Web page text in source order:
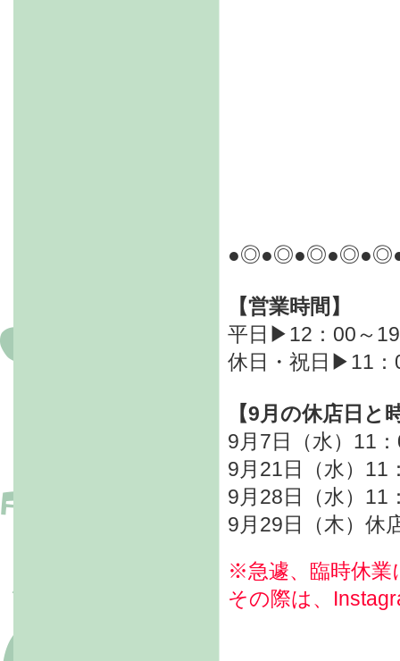
【営業時間】
平日▶12：00～
休日・祝日▶11：
【9月の休店日と
9月7日（水） 11
9月21日（水）11
9月28日（水） 11
9月29日（木）休
※急遽、臨時休業
その際は、